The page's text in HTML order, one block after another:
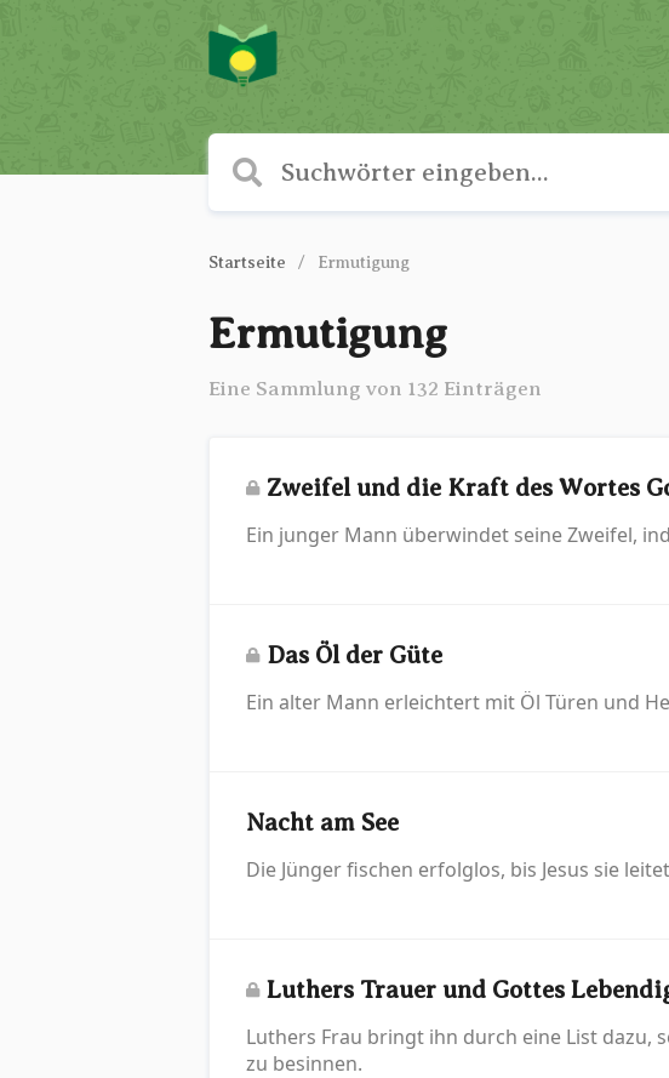
Startseite Ermutigung
Ermutigung
Eine Sammlung von 132 Einträgen
Zweifel und die Kraft des Wortes
Ein junger Mann überwindet seine Zweifel,
Das Öl der Güte
Ein alter Mann erleichtert mit Öl Türen und
Nacht am See
Die Jünger fischen erfolglos, bis Jesus sie
Luthers Trauer und Gottes
Luthers Frau bringt ihn durch eine List dazu,
zu besinnen.